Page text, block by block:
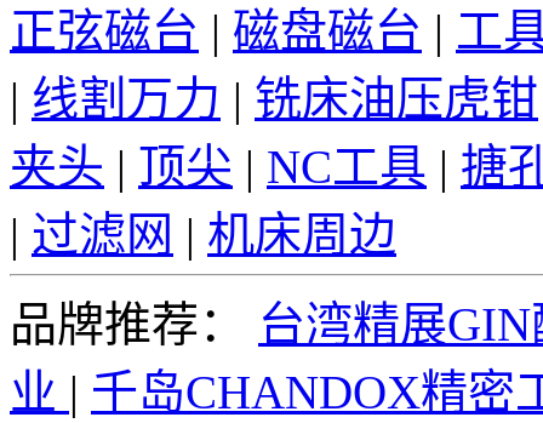
正弦磁台 | 磁盘磁台 | 工
| 线割万力 | 铣床油压虎钳
夹头 | 顶尖 | NC工具 | 搪
| 过滤网 | 机床周边
品牌推荐：
台湾精展
业 | 千岛CHANDOX精密